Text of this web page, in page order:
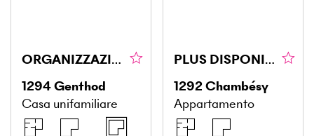
ORGANIZZAZIONI INTERNAZIONALI QUARTIERE VILLA EST
1294Genthod
Casa unifamiliare
PLUS DISPONIBLE
1292Chambésy
Appartamento